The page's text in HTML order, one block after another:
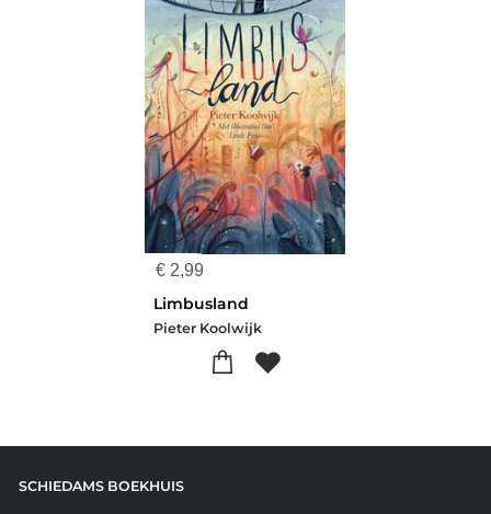
€ 2,99
Limbusland
Pieter Koolwijk
SCHIEDAMS BOEKHUIS